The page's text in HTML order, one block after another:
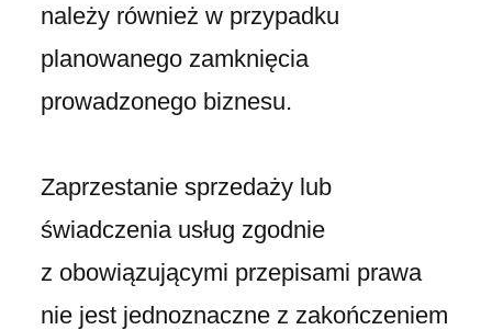
należy również w przypadku
planowanego zamknięcia
prowadzonego biznesu.
Zaprzestanie sprzedaży lub
świadczenia usług zgodnie
z obowiązującymi przepisami prawa
nie jest jednoznaczne z zakończeniem